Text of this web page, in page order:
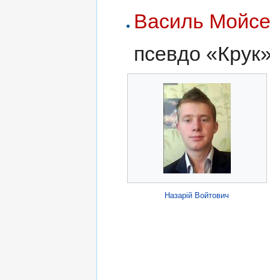
Василь
псевдо
Назарій Войтович